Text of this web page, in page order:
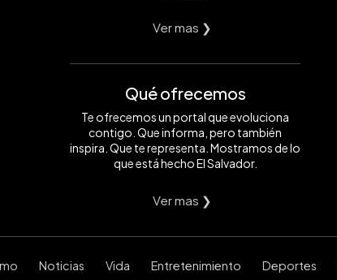
Ver mas ❯
Qué ofrecemos
Te ofrecemos un portal que evoluciona
contigo. Que informa, pero también
inspira. Que te representa. Mostramos de lo
que está hecho El Salvador.
Ver mas ❯
Noticias Vida Entretenimiento Deportes